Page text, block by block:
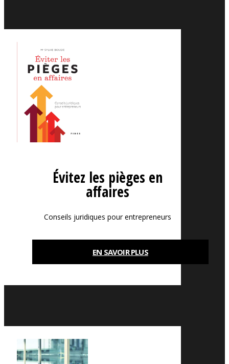
Évitez les pièges en
affaires
Conseils juridiques pour entrepreneurs
EN SAVOIR PLUS